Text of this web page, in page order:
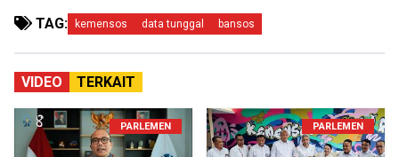
TAG: kemensos data tunggal bansos
VIDEO TERKAIT
PARLEMEN PARLEMEN